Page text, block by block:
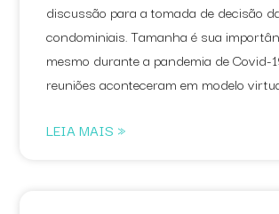
discussão para a tomada de decisão
condominiais. Tamanha é sua
mesmo durante a pandemia de Covid-
reuniões aconteceram em modelo
LEIA MAIS »